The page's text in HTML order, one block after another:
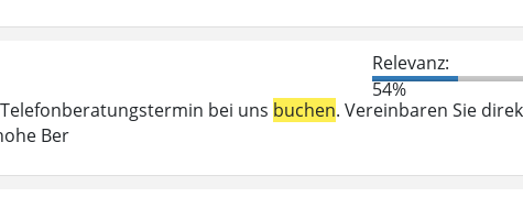
Relevanz:
54%
bei uns buchen. Vereinbaren Sie
Ber